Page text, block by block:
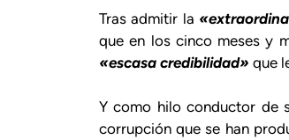
Tras admitir la
que en los cinco meses y
«escasa credibilidad» que
Y como hilo conductor de
corrupción que se han